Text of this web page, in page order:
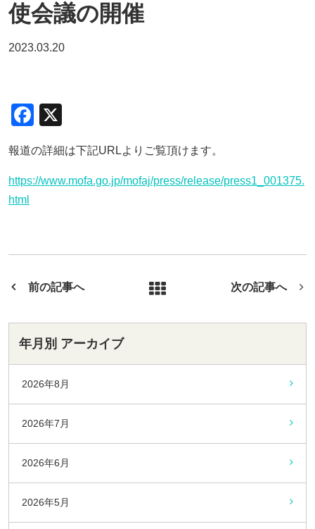
使会議の開催
2023.03.20
F
c
e
o
報道の詳細は下記URLよりご覧頂けます。
https://www.mofa.go.jp/mofaj/press/release/press1_001375.
html
前の記事へ 次の記事へ
年月別 アーカイブ
2026年8月
2026年7月
2026年6月
2026年5月